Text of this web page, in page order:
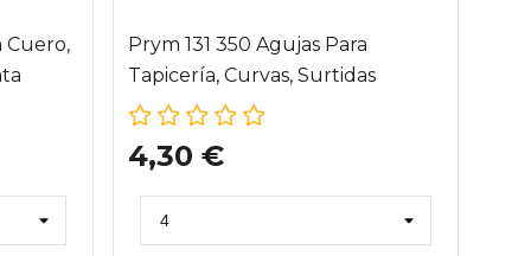
Cuero,
Prym 131 350 Agujas Para
Tapicería, Curvas, Surtidas
4,30 €